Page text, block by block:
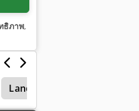
ธิภาพ,
Landini Powerfarm